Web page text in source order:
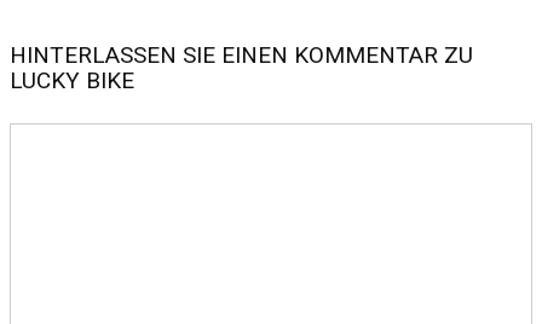
HINTERLASSEN SIE EINEN KOMMENTAR ZU
LUCKY BIKE